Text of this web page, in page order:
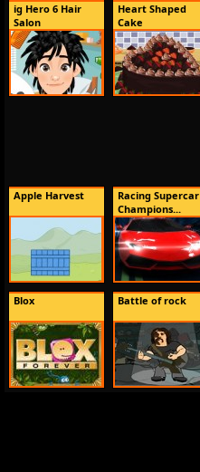
ig Hero 6 Hair
Salon
Heart Shaped
Cake
Apple Harvest
Racing Supercar
Champions...
Blox Battle of rock